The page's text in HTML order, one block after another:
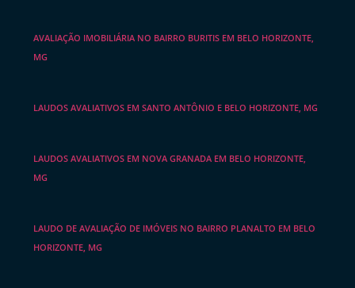
AVALIAÇÃO IMOBILIÁRIA NO BAIRRO BURITIS EM BELO HORIZONTE,
MG
LAUDOS AVALIATIVOS EM SANTO ANTÔNIO E BELO HORIZONTE, MG
LAUDOS AVALIATIVOS EM NOVA GRANADA EM BELO HORIZONTE,
MG
LAUDO DE AVALIAÇÃO DE IMÓVEIS NO BAIRRO PLANALTO EM BELO
HORIZONTE, MG